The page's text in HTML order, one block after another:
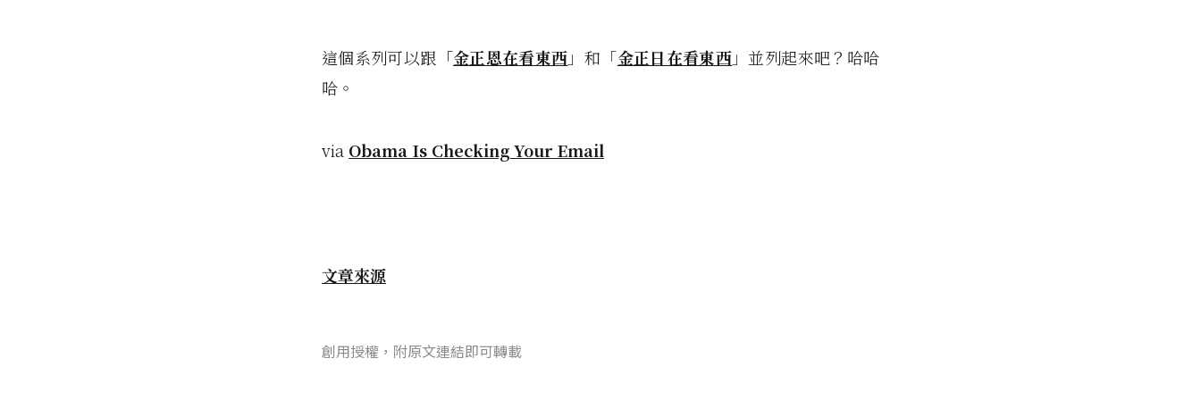
這個系列可以跟「金正恩在看東西」和「金正日在看東西」並列起來吧？哈哈
哈。
via Obama Is Checking Your Email
文章來源
創用授權，附原文連結即可轉載